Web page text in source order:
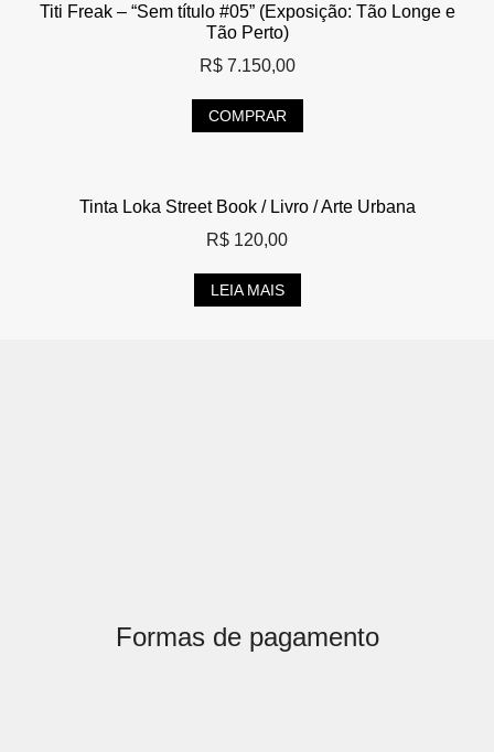
Titi Freak – “Sem título #05” (Exposição: Tão Longe e
Tão Perto)
R$7.150,00
COMPRAR
Tinta Loka Street Book / Livro / Arte Urbana
R$ 120,00
LEIA MAIS
Formas de pagamento